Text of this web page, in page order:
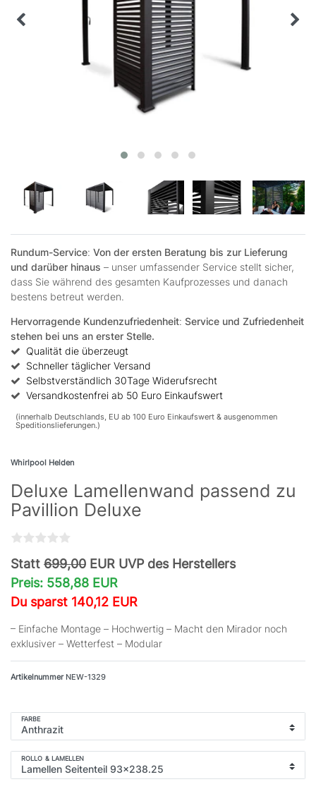
Rundum-Service: Von der ersten Beratung bis zur Lieferung
und darüber hinaus – unser umfassender Service stellt sicher,
dass Sie während des gesamten Kaufprozesses und danach
bestens betreut werden.
Hervorragende Kundenzufriedenheit: Service und Zufriedenheit
stehen bei uns an erster Stelle.
Qualität die überzeugt
Schneller täglicher Versand
Selbstverständlich 30Tage Widerufsrecht
Versandkostenfrei ab 50 Euro Einkaufswert
(innerhalb Deutschlands, EU ab 100 Euro Einkaufswert & ausgenommen
Speditionslieferungen.)
Whirlpool Helden
Deluxe Lamellenwand passend zu
Pavillion Deluxe
Statt 699,00 EUR UVP des Herstellers
Preis: 558,88 EUR
Du sparst 140,12 EUR
– Einfache Montage – Hochwertig – Macht den Mirador noch
exklusiver – Wetterfest – Modular
Artikelnummer NEW-1329
FARBE
ROLLO & LAMELLEN